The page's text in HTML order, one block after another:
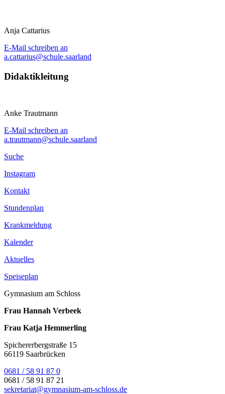
Anja Cattarius
E-Mail schreiben an
a.cattarius@schule.saarland
Didaktikleitung
Anke Trautmann
E-Mail schreiben an
a.trautmann@schule.saarland
Suche
Instagram
Kontakt
Stundenplan
Krankmeldung
Kalender
Aktuelles
Speiseplan
Gymnasium am Schloss
Frau Hannah Verbeek
Frau Katja Hemmerling
Spichererbergstraße 15
66119 Saarbrücken
0681 / 58 91 87 0
0681 / 58 91 87 21
sekretariat@gymnasium-am-schloss.de